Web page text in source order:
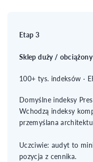
Etap 3
Sklep duży / obciążony
100+ tys. indeksów ·
Domyślne indeksy
Wchodzą indeksy
przemyślana
Uczciwie: audyt to
pozycja z cennika.